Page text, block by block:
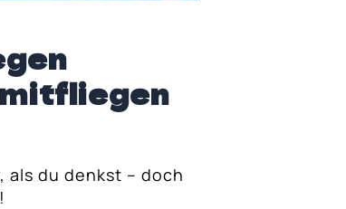
als du denkst – doch